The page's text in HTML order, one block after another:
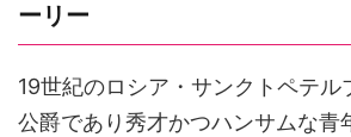
ーリー
19世紀のロシア・サンクトペテル
公爵であり秀才かつハンサムな青